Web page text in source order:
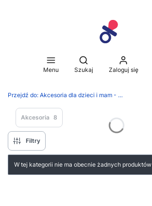
Menu
Otwórz wyszukiwarkę
Szukaj Zaloguj się
Przejdź do: Akcesoria dla dzieci i mam - Dedek Sklep
Akcesoria 8
Filtry
Lista produktów
W tej kategorii nie ma obecnie żadnych produktów